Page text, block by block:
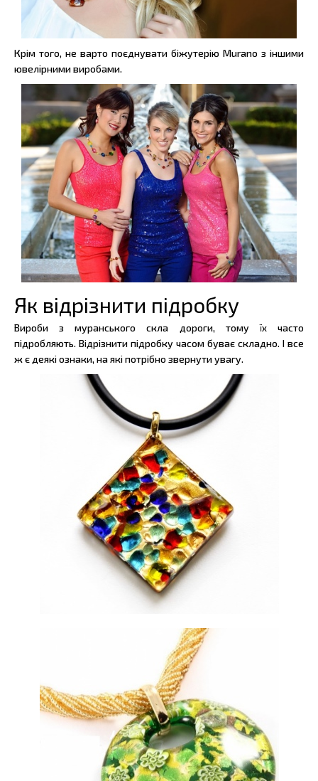
Крім того, не варто поєднувати біжутерію Murano з іншими
ювелірними виробами.
Як відрізнити підробку
Вироби з муранського скла дороги, тому їх часто
підробляють. Відрізнити підробку часом буває складно. І все
ж є деякі ознаки, на які потрібно звернути увагу.